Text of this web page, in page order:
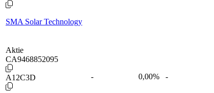
SMA Solar Technology
Aktie
CA9468852095
A12C3D - 0,00% -